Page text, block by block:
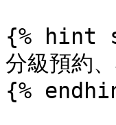
{% hint
分級預約
{%